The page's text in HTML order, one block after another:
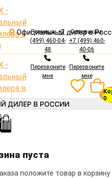
0
Каталог
Официальный дилер в
Оптовикам:
+7 (499) 460-
40-06
Перезвоните
мне
Розница:+7
(499) 460-04-
48
Перезвоните
мне
ДИЛЕР В РОССИИ
пуста
положите товар в корзину